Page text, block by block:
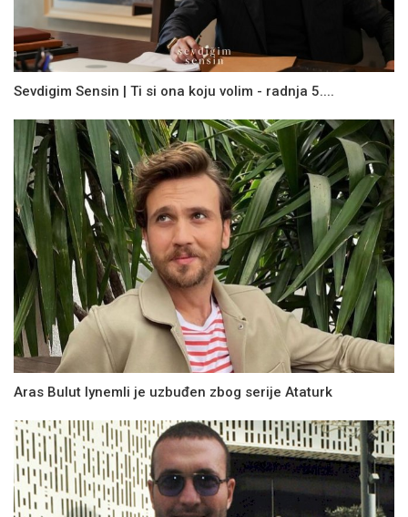
Sevdigim Sensin | Ti si ona koju volim - radnja 5....
Aras Bulut Iynemli je uzbuđen zbog serije Ataturk